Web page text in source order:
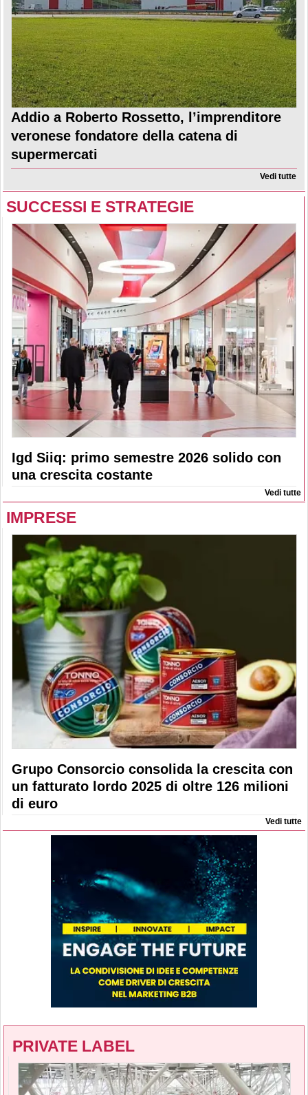
Addio a Roberto Rossetto, l’imprenditore
veronese fondatore della catena di
supermercati
Vedi tutte
SUCCESSI E STRATEGIE
Igd Siiq: primo semestre 2026 solido con
una crescita costante
Vedi tutte
IMPRESE
Grupo Consorcio consolida la crescita con
un fatturato lordo 2025 di oltre 126 milioni
di euro
Vedi tutte
PRIVATE LABEL